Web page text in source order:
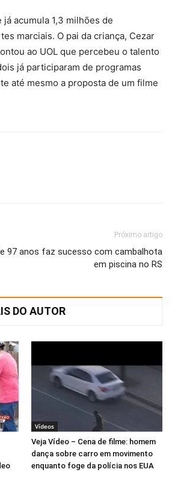
acumula 1,3 milhões de
marciais. O pai da criança, Cezar
ao UOL que percebeu o talento
já participaram de programas
até mesmo a proposta de um filme
Próximo artigo
97 anos faz sucesso com cambalhota
em piscina no RS
DO AUTOR
Vídeos
Veja Vídeo – Cena de filme: homem
dança sobre carro em movimento
enquanto foge da polícia nos EUA